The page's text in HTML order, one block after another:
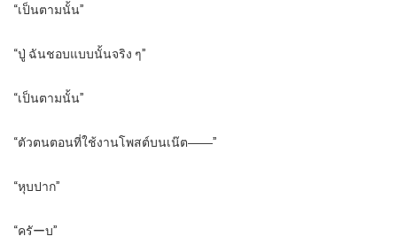
“เป็นตามนั้น”
“ปู่ ฉันชอบแบบนั้นจริง ๆ”
“เป็นตามนั้น”
“ตัวตนตอนที่ใช้งานโพสต์บนเน๊ต――”
“หุบปาก”
“ครัーบ”